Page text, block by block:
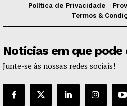
Política de Privacidade
Termos &
Notícias em que pode
Junte-se às nossas redes sociais!